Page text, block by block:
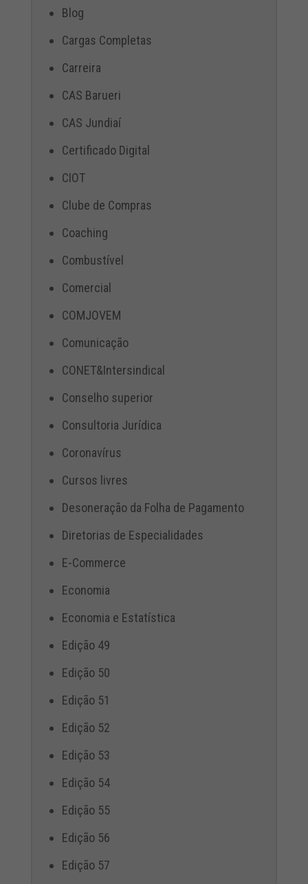
Blog
Cargas Completas
Carreira
CAS Barueri
CAS Jundiaí
Certificado Digital
CIOT
Clube de Compras
Coaching
Combustível
Comercial
COMJOVEM
Comunicação
CONET&Intersindical
Conselho superior
Consultoria Jurídica
Coronavírus
Cursos livres
Desoneração da Folha de Pagamento
Diretorias de Especialidades
E-Commerce
Economia
Economia e Estatística
Edição 49
Edição 50
Edição 51
Edição 52
Edição 53
Edição 54
Edição 55
Edição 56
Edição 57